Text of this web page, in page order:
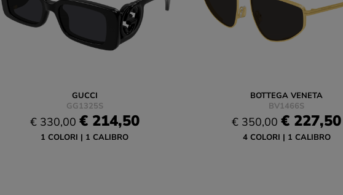
GUCCI
GG1325S
€ 330,00 € 214,50
1 COLORI 1 CALIBRO
BOTTEGA VENETA
BV1466S
€ 350,00 € 227,50
4 COLORI 1 CALIBRO